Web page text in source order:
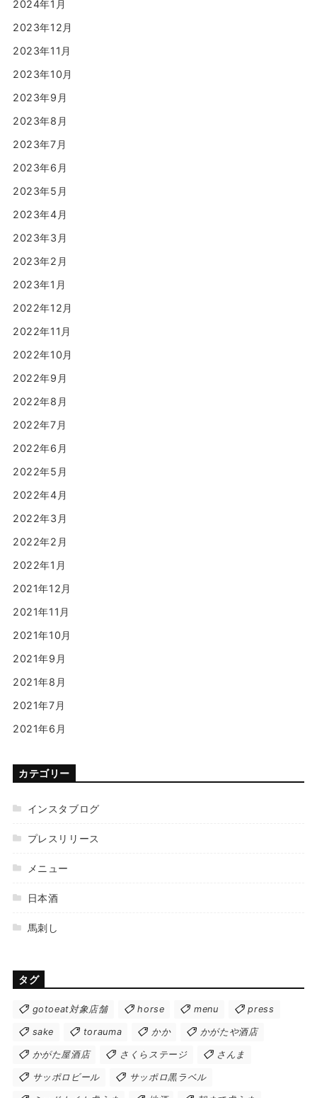
2024年1月
2023年12月
2023年11月
2023年10月
2023年9月
2023年8月
2023年7月
2023年6月
2023年5月
2023年4月
2023年3月
2023年2月
2023年1月
2022年12月
2022年11月
2022年10月
2022年9月
2022年8月
2022年7月
2022年6月
2022年5月
2022年4月
2022年3月
2022年2月
2022年1月
2021年12月
2021年11月
2021年10月
2021年9月
2021年8月
2021年7月
2021年6月
カテゴリー
インスタブログ
プレスリリース
メニュー
日本酒
馬刺し
タグ
gotoeat対象店舗 horse menu press
sake torauma かか かがたや酒店
かがた屋酒店 さくらステージ さんま
サッポロビール サッポロ黒ラベル